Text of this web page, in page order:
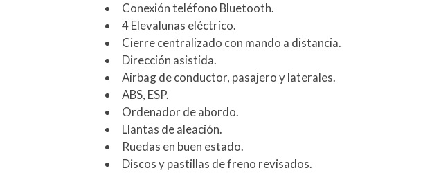
Conexión teléfono Bluetooth.
4 Elevalunas eléctrico.
Cierre centralizado con mando a distancia.
Dirección asistida.
Airbag de conductor, pasajero y laterales.
ABS, ESP.
Ordenador de abordo.
Llantas de aleación.
Ruedas en buen estado.
Discos y pastillas de freno revisados.